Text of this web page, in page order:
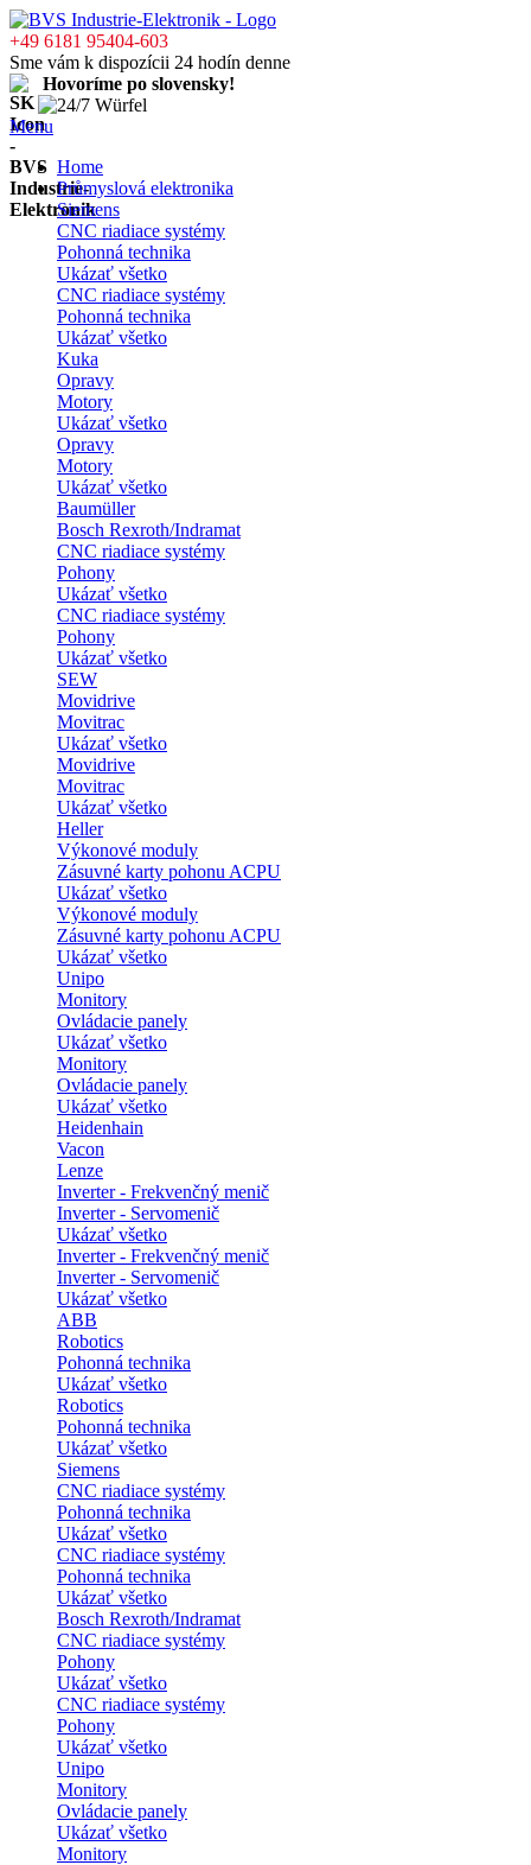
+49 6181 95404-603
Sme vám k dispozícii 24 hodín denne
Hovoríme po slovensky!
Menu
Home
Průmyslová elektronika
Siemens
CNC riadiace systémy
Pohonná technika
Ukázať všetko
CNC riadiace systémy
Pohonná technika
Ukázať všetko
Kuka
Opravy
Motory
Ukázať všetko
Opravy
Motory
Ukázať všetko
Baumüller
Bosch Rexroth/Indramat
CNC riadiace systémy
Pohony
Ukázať všetko
CNC riadiace systémy
Pohony
Ukázať všetko
SEW
Movidrive
Movitrac
Ukázať všetko
Movidrive
Movitrac
Ukázať všetko
Heller
Výkonové moduly
Zásuvné karty pohonu ACPU
Ukázať všetko
Výkonové moduly
Zásuvné karty pohonu ACPU
Ukázať všetko
Unipo
Monitory
Ovládacie panely
Ukázať všetko
Monitory
Ovládacie panely
Ukázať všetko
Heidenhain
Vacon
Lenze
Inverter - Frekvenčný menič
Inverter - Servomenič
Ukázať všetko
Inverter - Frekvenčný menič
Inverter - Servomenič
Ukázať všetko
ABB
Robotics
Pohonná technika
Ukázať všetko
Robotics
Pohonná technika
Ukázať všetko
Siemens
CNC riadiace systémy
Pohonná technika
Ukázať všetko
CNC riadiace systémy
Pohonná technika
Ukázať všetko
Bosch Rexroth/Indramat
CNC riadiace systémy
Pohony
Ukázať všetko
CNC riadiace systémy
Pohony
Ukázať všetko
Unipo
Monitory
Ovládacie panely
Ukázať všetko
Monitory